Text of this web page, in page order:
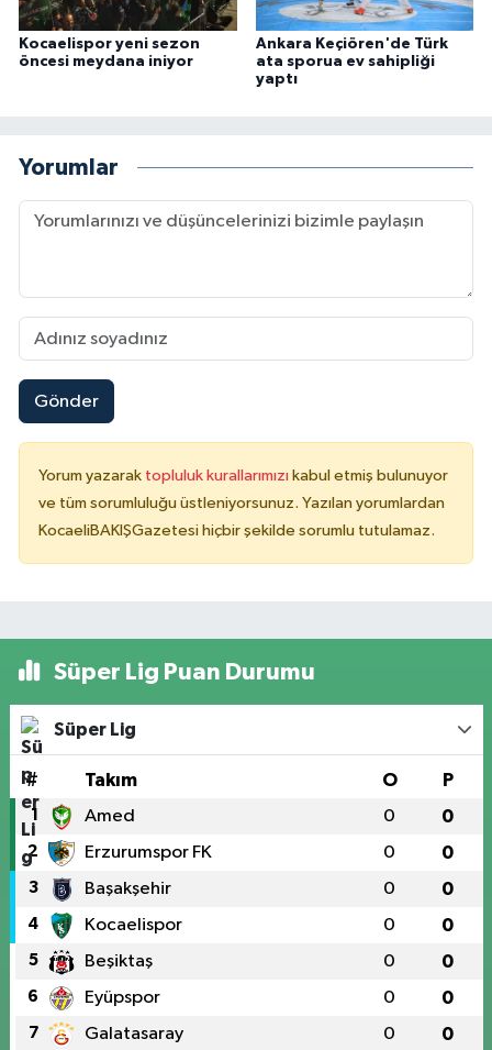
Kocaelispor yeni sezon
öncesi meydana iniyor
Ankara Keçiören'de Türk
ata sporua ev sahipliği
yaptı
Yorumlar
Gönder
Yorum yazarak topluluk kurallarımızı kabul etmiş bulunuyor
ve tüm sorumluluğu üstleniyorsunuz. Yazılan yorumlardan
KocaeliBAKIŞGazetesi hiçbir şekilde sorumlu tutulamaz.
Süper Lig Puan Durumu
Süper Lig
# Takım O P
1 Amed 0 0
2 Erzurumspor FK 0 0
3 Başakşehir 0 0
4 Kocaelispor 0 0
5 Beşiktaş 0 0
6 Eyüpspor 0 0
7 Galatasaray 0 0